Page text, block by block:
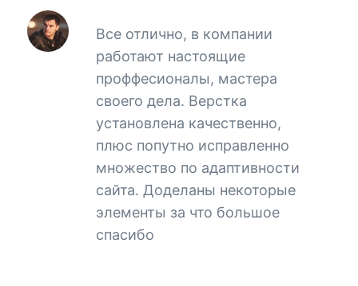
Все отлично, в компании
работают настоящие
проффесионалы, мастера
своего дела. Верстка
установлена качественно,
плюс попутно исправленно
множество по адаптивности
сайта. Доделаны некоторые
элементы за что большое
спасибо